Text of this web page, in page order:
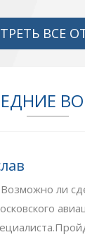
ВСЕ
ли